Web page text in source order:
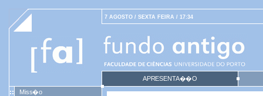
7 AGOSTO / SEXTA FEIRA / 17:34
APRESENTA��O
Miss�o